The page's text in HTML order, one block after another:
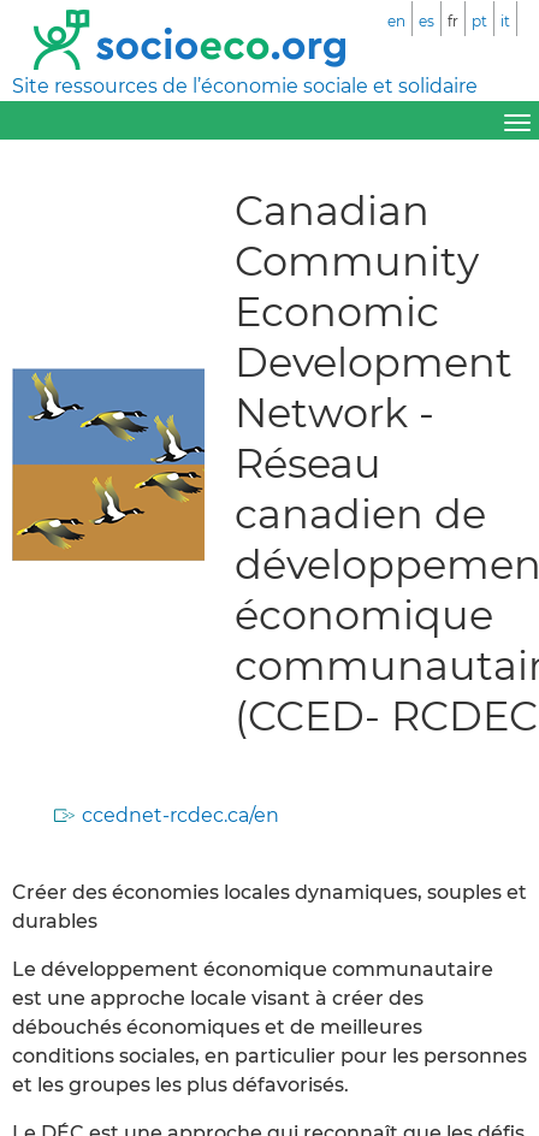
Site ressources de l’économie sociale et solidaire
en es fr pt it
Canadian
Community
Economic
Development
Network -
Réseau
canadien de
économique
(CCED-
ccednet-rcdec.ca/en
Créer des économies locales dynamiques, souples et
durables
Le développement économique communautaire
est une approche locale visant à créer des
débouchés économiques et de meilleures
conditions sociales, en particulier pour les personnes
et les groupes les plus défavorisés.